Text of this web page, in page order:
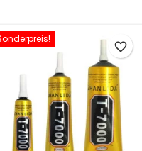
favorite_border